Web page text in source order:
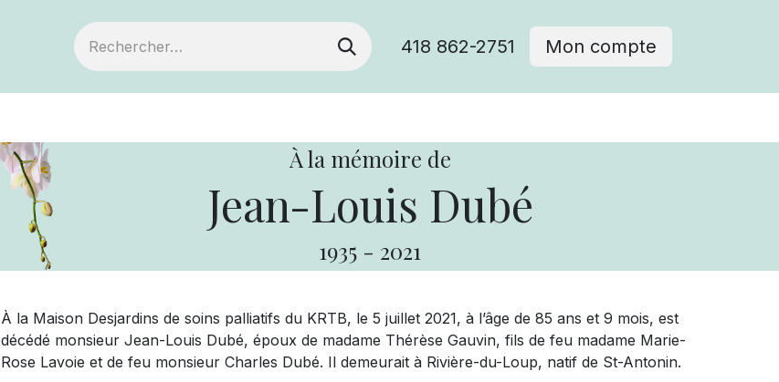
418 862-2751 Mon compte
À la mémoire de
Jean-Louis Dubé
1935 - 2021
À la Maison Desjardins de soins palliatifs du KRTB, le 5 juillet 2021, à l’âge de 85 ans et 9 mois, est
décédé monsieur Jean-Louis Dubé, époux de madame Thérèse Gauvin, fils de feu madame Marie-
Rose Lavoie et de feu monsieur Charles Dubé. Il demeurait à Rivière-du-Loup, natif de St-Antonin.